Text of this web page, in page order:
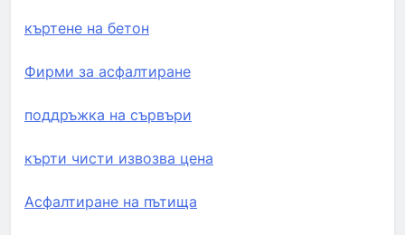
къртене на бетон
Фирми за асфалтиране
поддръжка на сървъри
кърти чисти извозва цена
Асфалтиране на пътища